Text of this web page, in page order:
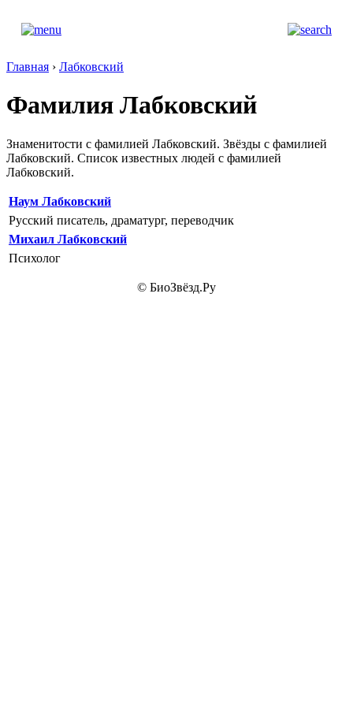
Главная › Лабковский
Фамилия Лабковский
Знаменитости с фамилией Лабковский. Звёзды с фамилией
Лабковский. Список известных людей с фамилией
Лабковский.
Наум Лабковский
Русский писатель, драматург, переводчик
Михаил Лабковский
Психолог
© БиоЗвёзд.Ру